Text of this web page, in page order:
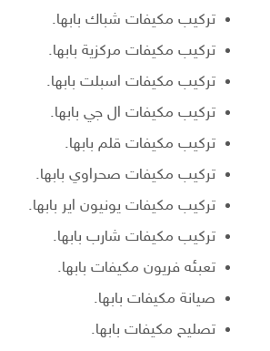
تركيب مكيفات شباك بابها.
تركيب مكيفات مركزية بابها.
تركيب مكيفات اسبلت بابها.
تركيب مكيفات ال جي بابها.
تركيب مكيفات قلم بابها.
تركيب مكيفات صحراوي بابها.
تركيب مكيفات يونيون اير بابها.
تركيب مكيفات شارب بابها.
تعبئه فريون مكيفات بابها.
صيانة مكيفات بابها.
تصليح مكيفات بابها.